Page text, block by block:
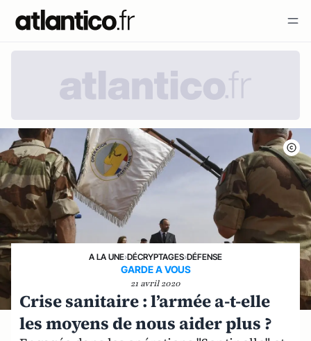
A LA UNE›DÉCRYPTAGES›DÉFENSE
GARDE A VOUS
21 avril 2020
Crise sanitaire : l’armée a-t-elle
les moyens de nous aider plus ?